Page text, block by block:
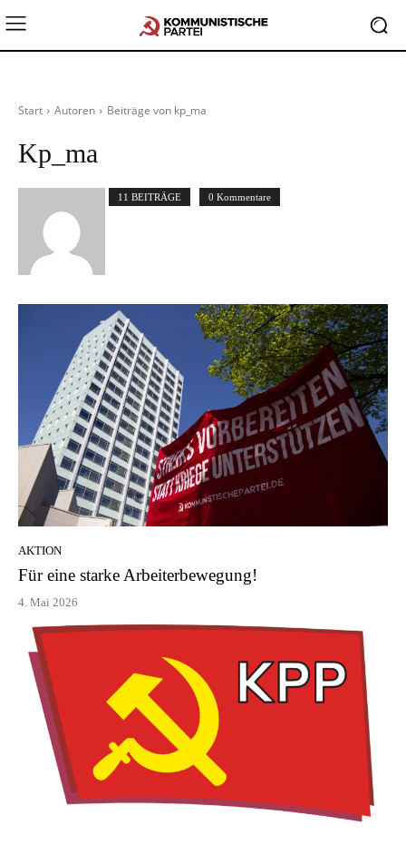
Start Autoren Beiträge von kp_ma
Kp_ma
11 BEITRÄGE 0 Kommentare
AKTION
Für eine starke Arbeiterbewegung!
4. Mai 2026